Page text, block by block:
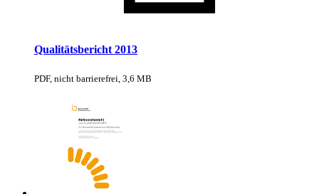
Qualitätsbericht 2013
PDF, nicht barrierefrei, 3,6 MB